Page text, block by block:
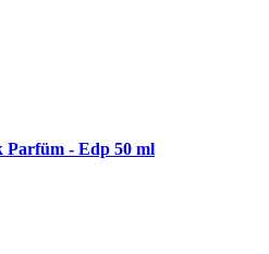
Parfüm - Edp 50 ml